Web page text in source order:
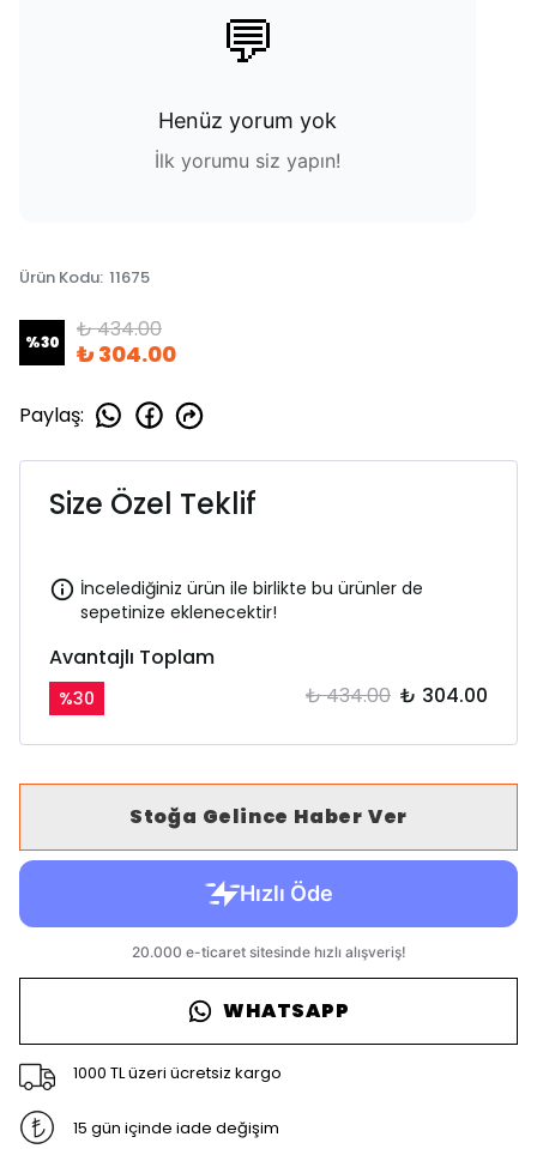
💬
Henüz yorum yok
İlk yorumu siz yapın!
Ürün Kodu: 11675
%30 ₺ 434.00
₺ 304.00
Paylaş:
Size Özel Teklif
İncelediğiniz ürün ile birlikte bu ürünler de
sepetinize eklenecektir!
Avantajlı Toplam
%30 ₺ 434.00 ₺ 304.00
Stoğa Gelince Haber Ver
WHATSAPP
1000 TL üzeri ücretsiz kargo
15 gün içinde iade değişim